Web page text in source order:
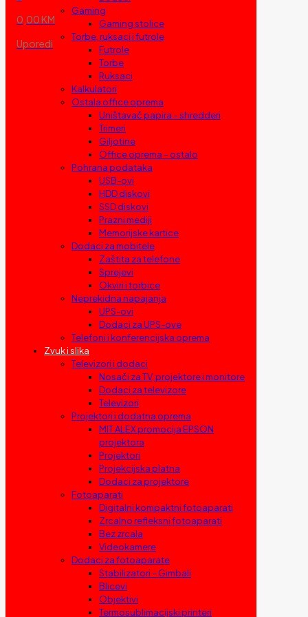
0,00 KM
Uporedi
Gaming
Gaming stolice
Torbe, ruksaci i futrole
Futrole
Torbe
Ruksaci
Kalkulatori
Ostala office oprema
Uništavač papira – shredderi
Trimeri
Giljotine
Office oprema – ostalo
Pohrana podataka
USB-ovi
HDD diskovi
SSD diskovi
Prazni mediji
Memorijske kartice
Dodaci za mobitele
Zaštita za telefone
Sprejevi
Okviri i torbice
Neprekidna napajanja
UPS-ovi
Dodaci za UPS-ove
Telefoni i konferencijska oprema
Zvuk i slika
Televizori i dodaci
Nosači za TV, projektore i monitore
Dodaci za televizore
Televizori
Projektori i dodatna oprema
MIT ALEX promocija EPSON
projektora
Projektori
Projekcijska platna
Dodaci za projektore
Fotoaparati
Digitalni kompaktni fotoaparati
Zrcalno refleksni fotoaparati
Bez zrcala
Videokamere
Dodaci za fotoaparate
Stabilizatori – Gimbali
Blicevi
Objektivi
Termosublimacijski printeri